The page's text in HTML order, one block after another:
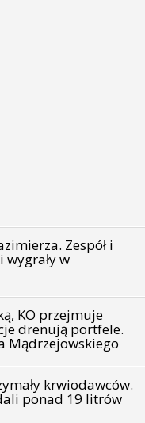
Zespół i
wygrały w
KO przejmuje
drenują portfele.
Mądrzejowskiego
krwiodawców.
ponad 19 litrów